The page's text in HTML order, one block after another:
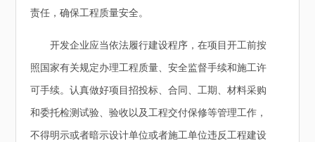
责任，确保工程质量安全。
开发企业应当依法履行建设程序，在项目开工前按
照国家有关规定办理工程质量、安全监督手续和施工许
可手续。认真做好项目招投标、合同、工期、材料采购
和委托检测试验、验收以及工程交付保修等管理工作，
不得明示或者暗示设计单位或者施工单位违反工程建设